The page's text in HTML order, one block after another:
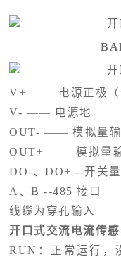
V+ —— 电源正极（
V- —— 电源地
OUT- —— 模拟量输
OUT+ —— 模拟量
DO-、DO+ --开关量
A、B --485 接口
线缆为穿孔输入
开口式交流电流传
RUN：正常运行，